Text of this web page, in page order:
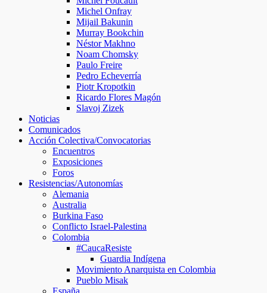
Michel Onfray
Mijail Bakunin
Murray Bookchin
Néstor Makhno
Noam Chomsky
Paulo Freire
Pedro Echeverría
Piotr Kropotkin
Ricardo Flores Magón
Slavoj Zizek
Noticias
Comunicados
Acción Colectiva/Convocatorias
Encuentros
Exposiciones
Foros
Resistencias/Autonomías
Alemania
Australia
Burkina Faso
Conflicto Israel-Palestina
Colombia
#CaucaResiste
Guardia Indígena
Movimiento Anarquista en Colombia
Pueblo Misak